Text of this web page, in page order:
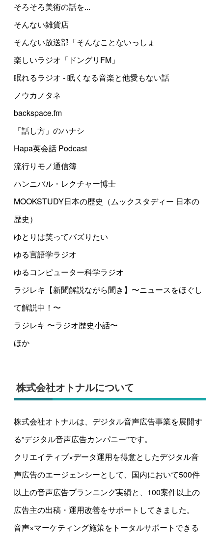
そろそろ美術の話を...
そんない雑貨店
そんない放送部「そんなことないっしょ
楽しいラジオ「ドングリFM」
眠れるラジオ - 眠くなる音楽と他愛もない話
ノウカノタネ
backspace.fm
「話し方」のハナシ
Hapa英会話 Podcast
流行りモノ通信簿
ハンニバル・レクチャー博士
MOOKSTUDY日本の歴史（ムックスタディー 日本の
歴史）
ゆとりは笑ってバズりたい
ゆる言語学ラジオ
ゆるコンピューター科学ラジオ
ラジレキ【新聞解説ながら聞き】〜ニュースをほぐし
て解説中！〜
ラジレキ 〜ラジオ歴史小話〜
ほか
株式会社オトナルについて
株式会社オトナルは、デジタル音声広告事業を展開す
る”デジタル音声広告カンパニー”です。
クリエイティブ×データ運用を得意としたデジタル音
声広告のエージェンシーとして、国内において500件
以上の音声広告プランニング実績と、100案件以上の
広告主の出稿・運用改善をサポートしてきました。
音声×マーケティング施策をトータルサポートできる